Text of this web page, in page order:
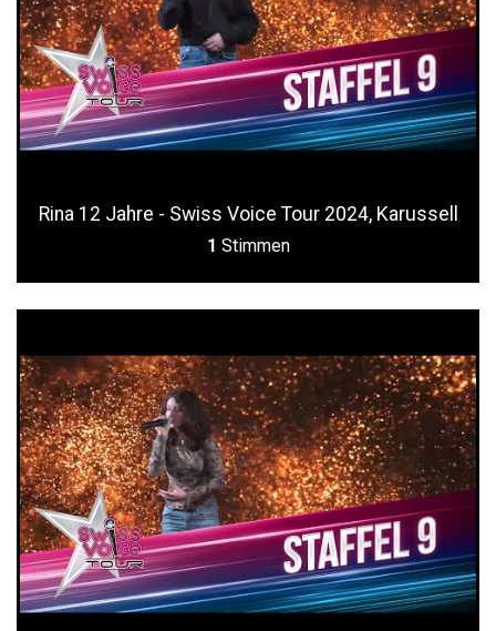
Rina 12 Jahre - Swiss Voice Tour 2024, Karussell
1 Stimmen